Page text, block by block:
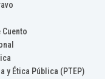
y Ética Pública (PTEP)